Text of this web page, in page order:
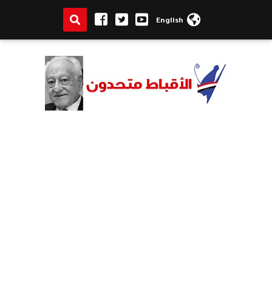
English